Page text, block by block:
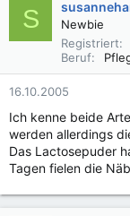
S
Newbie
Registriert
Beruf
16.10.2005
Ich kenne beide
werden allerdings
Das Lactosepuder
Tagen fielen die